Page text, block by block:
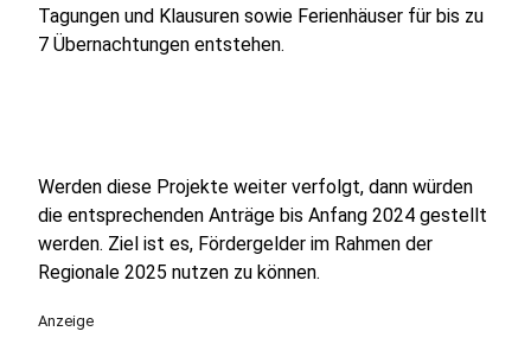
Tagungen und Klausuren sowie Ferienhäuser für bis zu
7 Übernachtungen entstehen.
Werden diese Projekte weiter verfolgt, dann würden
die entsprechenden Anträge bis Anfang 2024 gestellt
werden. Ziel ist es, Fördergelder im Rahmen der
Regionale 2025 nutzen zu können.
Anzeige